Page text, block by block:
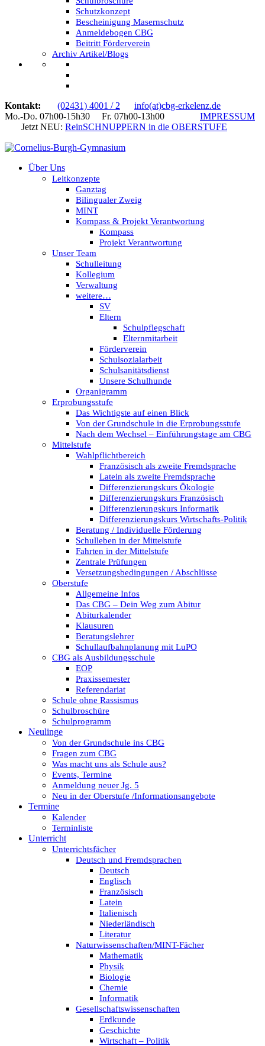
Schutzkonzept
Bescheinigung Masernschutz
Anmeldebogen CBG
Beitritt Förderverein
Archiv Artikel/Blogs
Kontakt: (02431) 4001 / 2
info(at)cbg-erkelenz.de
Mo.-Do. 07h00-15h30 Fr. 07h00-13h00 IMPRESSUM
Jetzt NEU: ReinSCHNUPPERN in die OBERSTUFE
Über Uns
Leitkonzepte
Ganztag
Bilingualer Zweig
MINT
Kompass & Projekt Verantwortung
Kompass
Projekt Verantwortung
Unser Team
Schulleitung
Kollegium
Verwaltung
weitere…
SV
Eltern
Schulpflegschaft
Elternmitarbeit
Förderverein
Schulsozialarbeit
Schulsanitätsdienst
Unsere Schulhunde
Organigramm
Erprobungsstufe
Das Wichtigste auf einen Blick
Von der Grundschule in die Erprobungsstufe
Nach dem Wechsel – Einführungstage am CBG
Mittelstufe
Wahlpflichtbereich
Französisch als zweite Fremdsprache
Latein als zweite Fremdsprache
Differenzierungskurs Ökologie
Differenzierungskurs Französisch
Differenzierungskurs Informatik
Differenzierungskurs Wirtschafts-Politik
Beratung / Individuelle Förderung
Schulleben in der Mittelstufe
Fahrten in der Mittelstufe
Zentrale Prüfungen
Versetzungsbedingungen / Abschlüsse
Oberstufe
Allgemeine Infos
Das CBG – Dein Weg zum Abitur
Abiturkalender
Klausuren
Beratungslehrer
Schullaufbahnplanung mit LuPO
CBG als Ausbildungsschule
EOP
Praxissemester
Referendariat
Schule ohne Rassismus
Schulbroschüre
Schulprogramm
Neulinge
Von der Grundschule ins CBG
Fragen zum CBG
Was macht uns als Schule aus?
Events, Termine
Anmeldung neuer Jg. 5
Neu in der Oberstufe /Informationsangebote
Termine
Kalender
Terminliste
Unterricht
Unterrichtsfächer
Deutsch und Fremdsprachen
Deutsch
Englisch
Französisch
Latein
Italienisch
Niederländisch
Literatur
Naturwissenschaften/MINT-Fächer
Mathematik
Physik
Biologie
Chemie
Informatik
Gesellschaftswissenschaften
Erdkunde
Geschichte
Wirtschaft – Politik